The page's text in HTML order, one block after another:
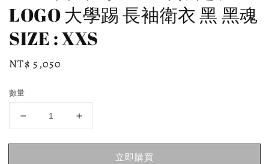
LOGO 大學踢 長袖衛衣 黑 黑魂
SIZE : XXS
Regular
NT$ 5,050
數量
立即購買